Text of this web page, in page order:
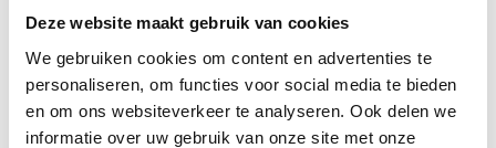
Deze website maakt gebruik van cookies
We gebruiken cookies om content en advertenties te
personaliseren, om functies voor social media te bieden
en om ons websiteverkeer te analyseren. Ook delen we
informatie over uw gebruik van onze site met onze
Zijn de kinderen al iets ouder en vragen ze specifiek om
chocoladetaart? Geen paniek. Deze 'magische'
chocoladetaart krijgt zijn romige textuur door een
geheim ingrediënt: avocado! En nee, dat proef je er echt